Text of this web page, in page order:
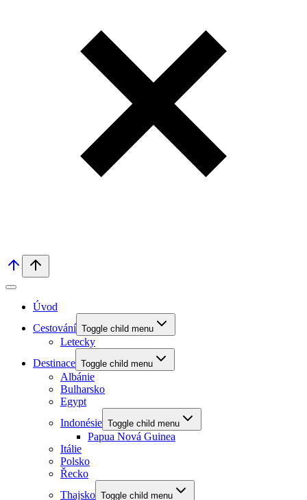
Úvod
Cestování Toggle child menu
Letecky
Destinace Toggle child menu
Albánie
Bulharsko
Egypt
Indonésie Toggle child menu
Papua Nová Guinea
Itálie
Polsko
Řecko
Thajsko Toggle child menu